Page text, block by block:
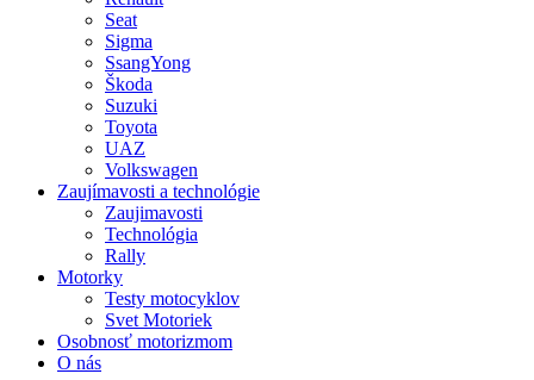
Seat
Sigma
SsangYong
Škoda
Suzuki
Toyota
UAZ
Volkswagen
Zaujímavosti a technológie
Zaujimavosti
Technológia
Rally
Motorky
Testy motocyklov
Svet Motoriek
Osobnosť motorizmom
O nás